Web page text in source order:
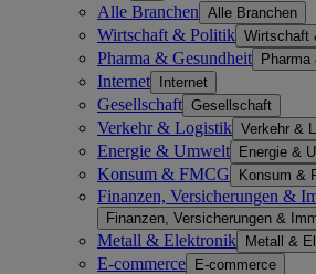
Alle Branchen Alle Branchen
Wirtschaft & Politik Wirtschaft
Pharma & Gesundheit Pharma
Internet Internet
Gesellschaft Gesellschaft
Verkehr & Logistik Verkehr &
Energie & Umwelt Energie &
Konsum & FMCG Konsum &
Finanzen, Versicherungen &
Finanzen, Versicherungen &
Metall & Elektronik Metall &
E-commerce E-commerce